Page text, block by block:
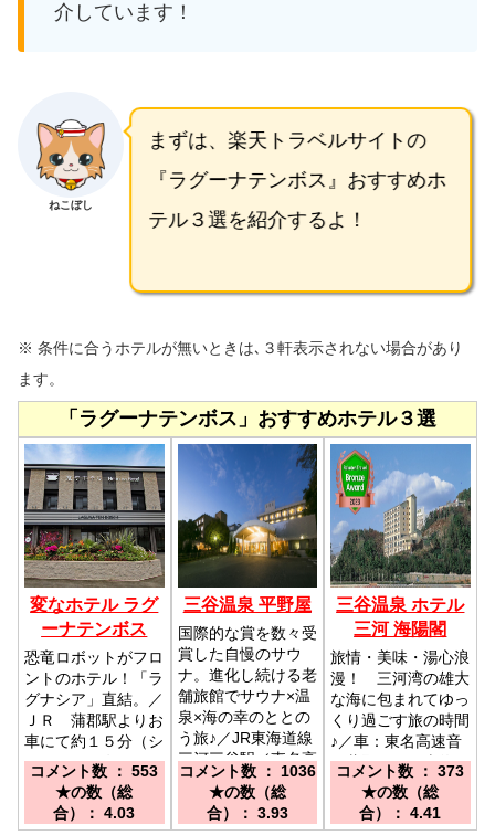
介しています！
ねこぼし
まずは、楽天トラベルサイトの
『ラグーナテンボス』おすすめホ
テル３選を紹介するよ！
※ 条件に合うホテルが無いときは､３軒表示されない場合があり
ます。
「ラグーナテンボス」おすすめホテル３選
変なホテル ラグ
ーナテンボス
恐竜ロボットがフロ
ントのホテル！「ラ
グナシア」直結。／
ＪＲ 蒲郡駅よりお
車にて約１５分（シ
ャトルバス有り）
コメント数 ： 553
★の数（総
合）： 4.03
三谷温泉 平野屋
国際的な賞を数々受
賞した自慢のサウ
ナ。進化し続ける老
舗旅館でサウナ×温
泉×海の幸のととの
う旅♪／JR東海道線
三河三谷駅／東名高
速道 音羽・蒲郡IC
より20分
コメント数 ： 1036
★の数（総
合）： 3.93
三谷温泉 ホテル
三河 海陽閣
旅情・美味・湯心浪
漫！ 三河湾の雄大
な海に包まれてゆっ
くり過ごす旅の時間
♪／車：東名高速音
羽蒲郡ＩＣ下車約２
５分、電車：ＪＲ三
河三谷駅より徒歩３
０分※送迎予約制１
コメント数 ： 373
★の数（総
合）： 4.41